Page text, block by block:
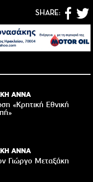
SHARE:
ΑΝΝΑ
«Κρητική Εθνική
ΑΝΝΑ
Γιώργο Μεταξάκη